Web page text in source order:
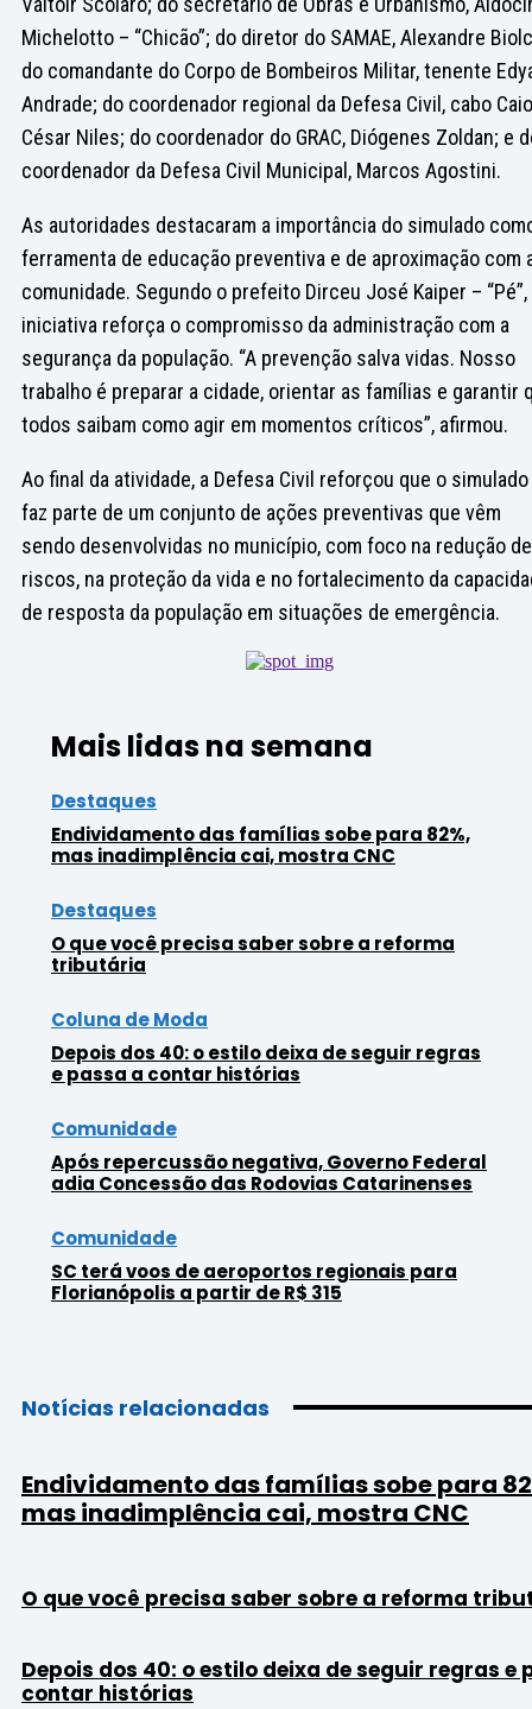
Michelotto – “Chicão”; do diretor do SAMAE, Alexandre
do comandante do Corpo de Bombeiros Militar, tenente
Andrade; do coordenador regional da Defesa Civil, cabo Caio
César Niles; do coordenador do GRAC, Diógenes Zoldan; e
coordenador da Defesa Civil Municipal, Marcos Agostini.
As autoridades destacaram a importância do simulado
ferramenta de educação preventiva e de aproximação com
comunidade. Segundo o prefeito Dirceu José Kaiper – “Pé”,
iniciativa reforça o compromisso da administração com a
segurança da população. “A prevenção salva vidas. Nosso
trabalho é preparar a cidade, orientar as famílias e garantir
todos saibam como agir em momentos críticos”, afirmou.
Ao final da atividade, a Defesa Civil reforçou que o simulado
faz parte de um conjunto de ações preventivas que vêm
sendo desenvolvidas no município, com foco na redução de
riscos, na proteção da vida e no fortalecimento da
de resposta da população em situações de emergência.
Mais lidas na semana
Destaques
Endividamento das famílias sobe para 82%,
mas inadimplência cai, mostra CNC
Destaques
O que você precisa saber sobre a reforma
tributária
Coluna de Moda
Depois dos 40: o estilo deixa de seguir regras
e passa a contar histórias
Comunidade
Após repercussão negativa, Governo Federal
adia Concessão das Rodovias Catarinenses
Comunidade
SC terá voos de aeroportos regionais para
Florianópolis a partir de R$ 315
Notícias relacionadas
Endividamento das famílias sobe para
mas inadimplência cai, mostra CNC
O que você precisa saber sobre a reforma
Depois dos 40: o estilo deixa de seguir regras e
contar histórias